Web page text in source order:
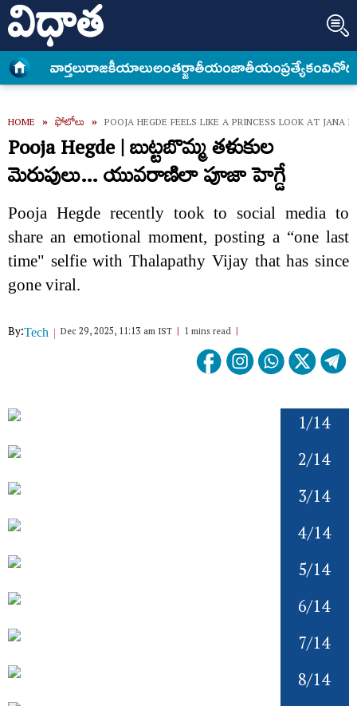
వార్త‌లురాజకీయాలుఅంత‌ర్జాతీయంజాతీయంప్రత్యేకం
HOME » ఫోటోలు » POOJA HEGDE FEELS LIKE A PRINCESS LOOK AT JANA
Pooja Hegde | బుట్టబొమ్మ తళుకుల
మెరుపులు… యువరాణిలా పూజా హెగ్డే
Pooja Hegde recently took to social media to
share an emotional moment, posting a “one last
time" selfie with Thalapathy Vijay that has since
gone viral.
By:Tech Dec 29, 2025, 11:13 am IST 1 mins read
1/14
2/14
3/14
4/14
5/14
6/14
7/14
8/14